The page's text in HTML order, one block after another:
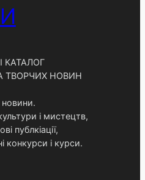
КАТАЛОГ
ТВОРЧИХ НОВИН
новини.
і мистецтв,
публкіації,
конкурси і курси.